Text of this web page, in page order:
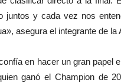
juntos y cada vez nos
asegura el integrante de la
en hacer un gran papel
ganó el Champion de